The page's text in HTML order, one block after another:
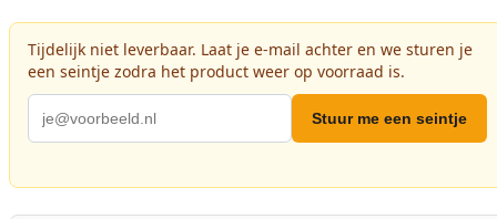
Tijdelijk niet leverbaar. Laat je e-mail achter en we sturen je
een seintje zodra het product weer op voorraad is.
Stuur me een seintje